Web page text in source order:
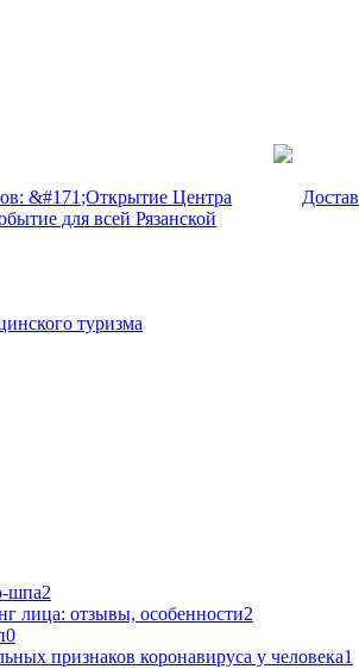
&#171;Открытие Центра
для всей Рязанской
туризма
шпа2
лица: отзывы, особенности2
0
признаков коронавируса у человека1